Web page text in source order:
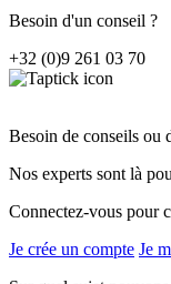
Besoin d'un conseil ?
+32 (0)9 261 03 70
Besoin de conseils ou
Nos experts sont là
Connectez-vous pour
Je crée un compte Je